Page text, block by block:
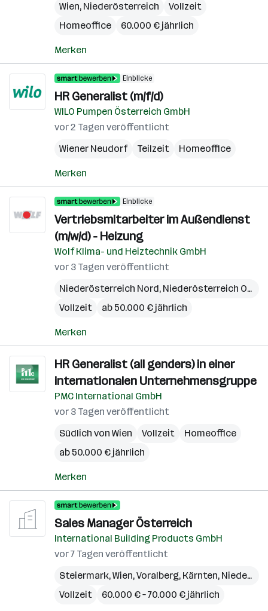
Wien, Niederösterreich
Vollzeit
Homeoffice
60.000 € jährlich
Merken
Einblicke
HR Generalist (m/f/d)
WILO Pumpen Österreich GmbH
vor 2 Tagen veröffentlicht
Wiener Neudorf
Teilzeit Homeoffice
Merken
Einblicke
Vertriebsmitarbeiter im Außendienst
(m/w/d) - Heizung
Wolf Klima- und Heiztechnik GmbH
vor 3 Tagen veröffentlicht
Niederösterreich Nord, Niederösterreich Ost
Vollzeit
ab 50.000 € jährlich
Merken
HR Generalist (all genders) in einer
internationalen Unternehmensgruppe
PMC International GmbH
vor 3 Tagen veröffentlicht
Südlich von Wien
Vollzeit
Homeoffice
ab 50.000 € jährlich
Merken
Sales Manager Österreich
International Building Products GmbH
vor 7 Tagen veröffentlicht
Steiermark,Wien,Voralberg, Kärnten, Niederösterreich
Vollzeit
60.000 € – 70.000 € jährlich